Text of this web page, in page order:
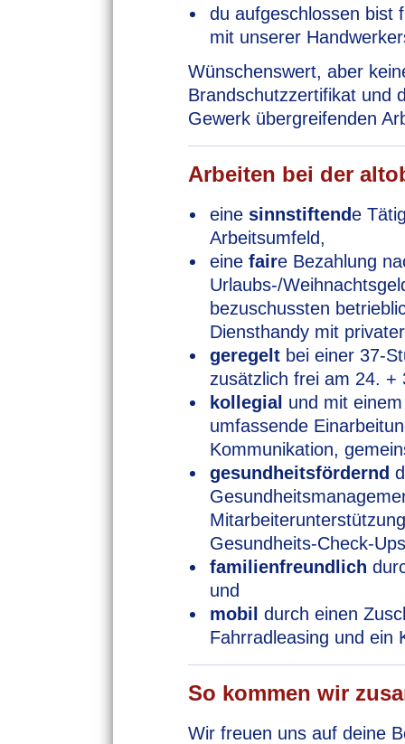
du aufgeschlossen bist
mit unserer
Wünschenswert, aber
Brandschutzzertifikat und
Gewerk übergreifenden
Arbeiten bei der
eine sinnstiftende
Arbeitsumfeld,
eine faire Bezahlung
Urlaubs-/
bezuschussten
Diensthandy mit
geregeltbei einer 37-
zusätzlich frei am 24. +
kollegial und mit
umfassende
Kommunikation,
gesundheitsfördernd
Gesundheits-Check-
familienfreundlich
und
mobil durch einen
Fahrradleasing und ein
So kommen wir
Wir freuen uns auf deine